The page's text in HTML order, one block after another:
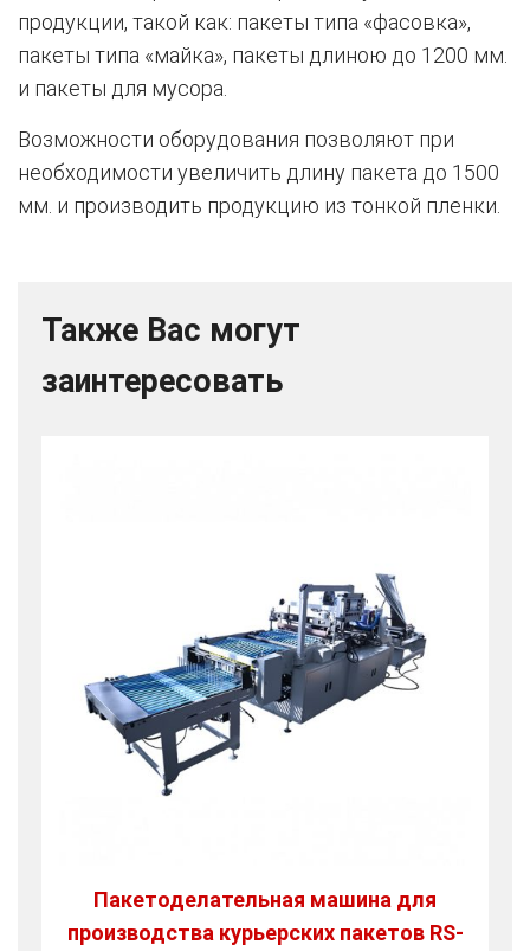
продукции, такой как: пакеты типа «фасовка»,
пакеты типа «майка», пакеты длиною до 1200 мм.
и пакеты для мусора.
Возможности оборудования позволяют при
необходимости увеличить длину пакета до 1500
мм. и производить продукцию из тонкой пленки.
Также Вас могут
заинтересовать
Пакетоделательная машина для
производства курьерских пакетов RS-